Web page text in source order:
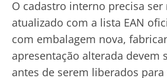
O cadastro interno precisa
atualizado com a lista EAN
com embalagem nova,
apresentação alterada devem
antes de serem liberados